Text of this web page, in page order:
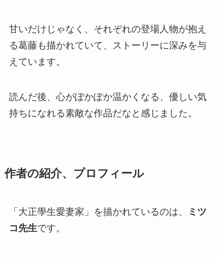
甘いだけじゃなく、それぞれの登場人物が抱え
る葛藤も描かれていて、ストーリーに深みを与
えています。
読んだ後、心がぽかぽか温かくなる、優しい気
持ちになれる素敵な作品だなと感じました。
作者の紹介、プロフィール
「大正學生愛妻家」を描かれているのは、
ミツ
コ先生です。